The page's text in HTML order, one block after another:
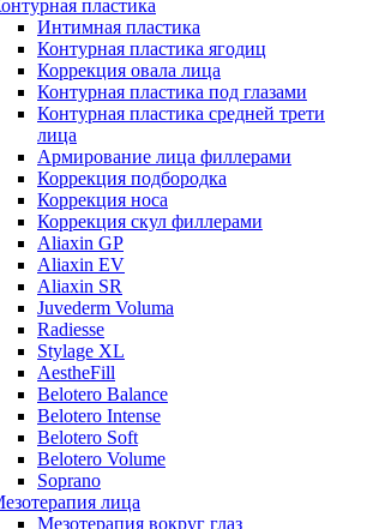
пластика
Интимная пластика
Контурная пластика ягодиц
Коррекция овала лица
Контурная пластика под глазами
Контурная пластика средней трети
лица
Армирование лица филлерами
Коррекция подбородка
Коррекция носа
Коррекция скул филлерами
Aliaxin GP
Aliaxin EV
Aliaxin SR
Juvederm Voluma
Radiesse
Stylage XL
AestheFill
Belotero Balance
Belotero Intense
Belotero Soft
Belotero Volume
Soprano
лица
Мезотерапия вокруг глаз